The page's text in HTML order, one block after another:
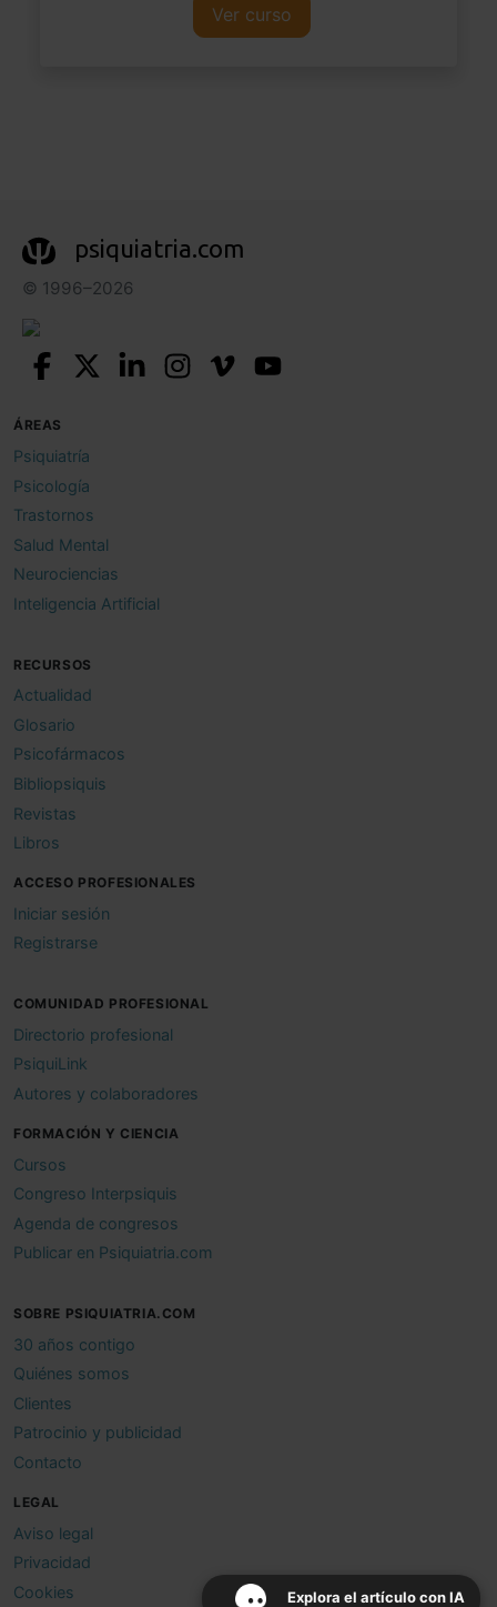
Ver curso
Explora el artículo con IA
psiquiatria.com
© 1996–2026
ÁREAS
Psiquiatría
Psicología
Trastornos
Salud Mental
Neurociencias
Inteligencia Artificial
RECURSOS
Actualidad
Glosario
Psicofármacos
Bibliopsiquis
Revistas
Libros
ACCESO PROFESIONALES
Iniciar sesión
Registrarse
COMUNIDAD PROFESIONAL
Directorio profesional
PsiquiLink
Autores y colaboradores
FORMACIÓN Y CIENCIA
Cursos
Congreso Interpsiquis
Agenda de congresos
Publicar en Psiquiatria.com
SOBRE PSIQUIATRIA.COM
30 años contigo
Quiénes somos
Clientes
Patrocinio y publicidad
Contacto
LEGAL
Aviso legal
Privacidad
Cookies